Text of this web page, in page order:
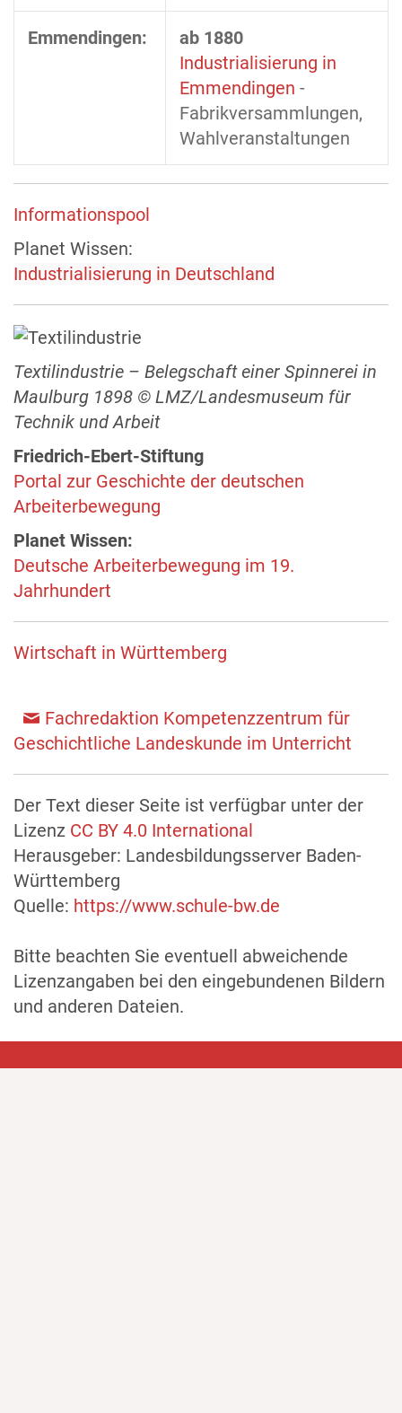
Emmendingen:
ab 1880
Industrialisierung in
Emmendingen -
Fabrikversammlungen,
Wahlveranstaltungen
Informationspool
Planet Wissen:
Industrialisierung in Deutschland
Textilindustrie – Belegschaft einer Spinnerei in
Maulburg 1898 © LMZ/Landesmuseum für
Technik und Arbeit
Friedrich-Ebert-Stiftung
Portal zur Geschichte der deutschen
Arbeiterbewegung
Planet Wissen:
Deutsche Arbeiterbewegung im 19.
Jahrhundert
Wirtschaft in Württemberg
Fachredaktion Kompetenzzentrum für
Geschichtliche Landeskunde im Unterricht
Der Text dieser Seite ist verfügbar unter der
Lizenz CC BY 4.0 International
Herausgeber: Landesbildungsserver Baden-
Württemberg
Quelle: https://www.schule-bw.de
Bitte beachten Sie eventuell abweichende
Lizenzangaben bei den eingebundenen Bildern
und anderen Dateien.